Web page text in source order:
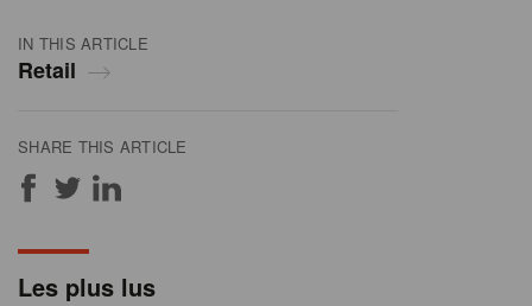
IN THIS ARTICLE
Retail
SHARE THIS ARTICLE
Les plus lus